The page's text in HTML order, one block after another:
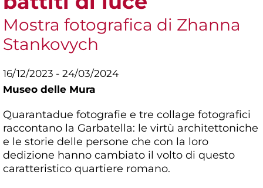
Mostra fotografica di Zhanna
Stankovych
16/12/2023 - 24/03/2024
Museo delle Mura
Quarantadue fotografie e tre collage fotografici
raccontano la Garbatella: le virtù architettoniche
e le storie delle persone che con la loro
dedizione hanno cambiato il volto di questo
caratteristico quartiere romano.